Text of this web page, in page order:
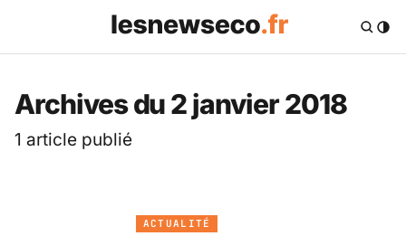
Archives du 2 janvier 2018
1 article publié
ACTUALITÉ